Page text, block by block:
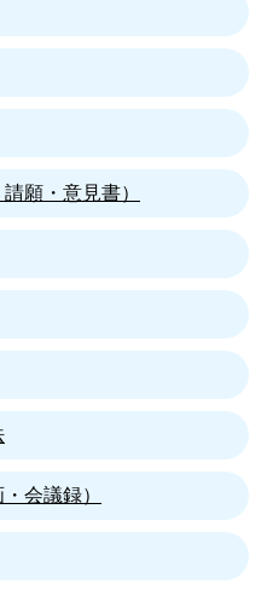
願・意見書）
会議録）